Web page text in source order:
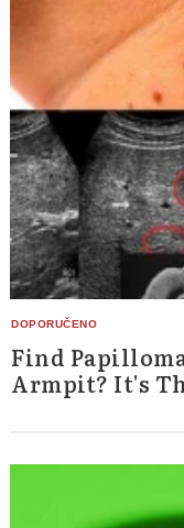
Find
Armpit? It's